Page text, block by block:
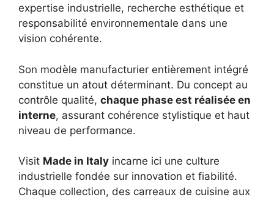
expertise industrielle, recherche esthétique et
responsabilité environnementale dans une
vision cohérente.
Son modèle manufacturier entièrement intégré
constitue un atout déterminant. Du concept au
contrôle qualité, chaque phase est réalisée en
interne, assurant cohérence stylistique et haut
niveau de performance.
Visit Made in Italy incarne ici une culture
industrielle fondée sur innovation et fiabilité.
Chaque collection, des carreaux de cuisine aux